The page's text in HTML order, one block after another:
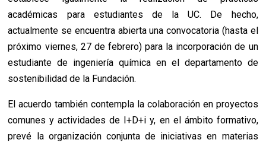
académicas para estudiantes de la UC. De hecho,
actualmente se encuentra abierta una convocatoria (hasta el
próximo viernes, 27 de febrero) para la incorporación de un
estudiante de ingeniería química en el departamento de
sostenibilidad de la Fundación.
El acuerdo también contempla la colaboración en proyectos
comunes y actividades de I+D+i y, en el ámbito formativo,
prevé la organización conjunta de iniciativas en materias